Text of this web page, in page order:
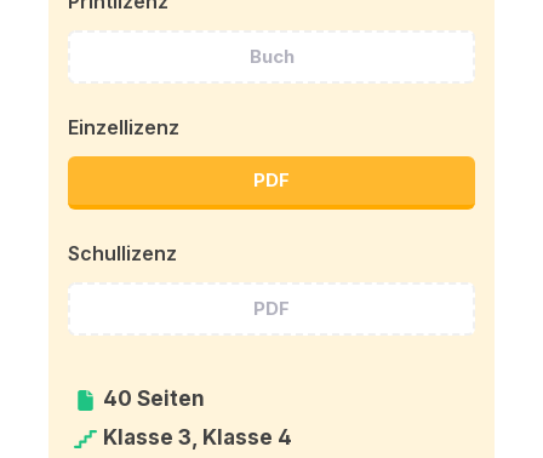
Buch
Einzellizenz
PDF
Schullizenz
PDF
40 Seiten
Klasse 3, Klasse 4